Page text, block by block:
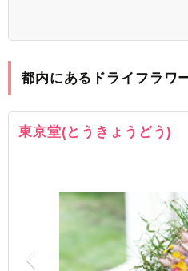
都内にあるドライフラワ
東京堂(とうきょうどう)